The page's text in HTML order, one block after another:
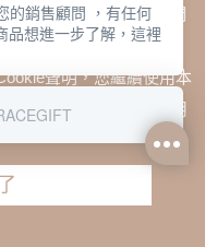
絨圍巾 淺紫
電腦中放置並取用我們
變更電腦的Cookie設
聲明，您繼續使用本
條款之Cookie聲明使用
的銷售顧問 ，有任何
品想進一步了解，這裡